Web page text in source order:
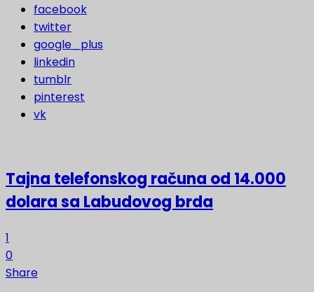
facebook
twitter
google_plus
linkedin
tumblr
pinterest
vk
Tajna telefonskog računa od 14.000
dolara sa Labudovog brda
1
0
Share